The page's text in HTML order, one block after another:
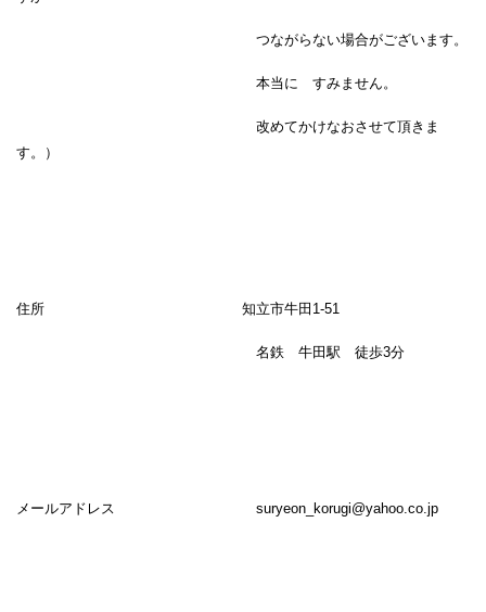
つながらない場合がございます。
本当に すみません。
改めてかけなおさせて頂きま
す。）
住所 知立市牛田1-51
名鉄 牛田駅 徒歩3分
メールアドレス suryeon_korugi@yahoo.co.jp